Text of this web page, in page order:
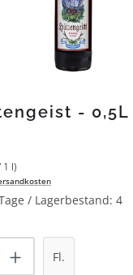
- 0,5L
l)
/ Lagerbestand: 4
Gib den
Fl.